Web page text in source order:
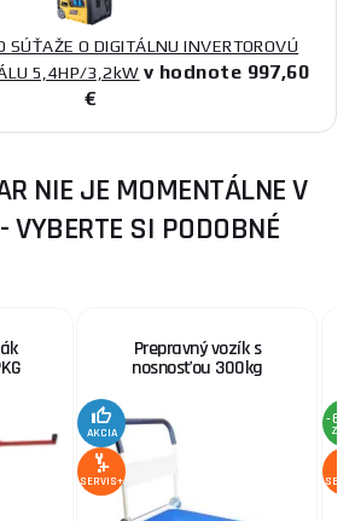
SÚŤAŽE O DIGITÁLNU INVERTOROVÚ
5,4HP/3,2kW v hodnote 997,60
€
NIE JE MOMENTÁLNE V
VYBERTE SI PODOBNÉ
Prepravný vozík s
nosnosťou 300kg
AKCIA
SERVIS+
-60